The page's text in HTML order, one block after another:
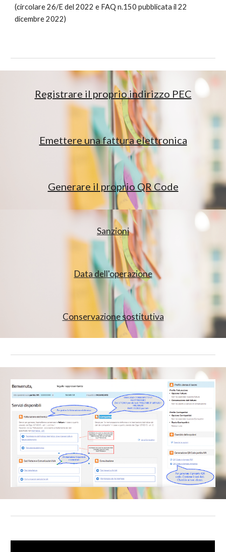
(circolare 26/E del 2022 e FAQ n.150 pubblicata il 22
dicembre 2022)
Registrare il proprio indirizzo PEC
Emettere una fattura elettronica
Generare il proprio QR Code
Sanzioni
Data dell'operazione
Conservazione sostitutiva